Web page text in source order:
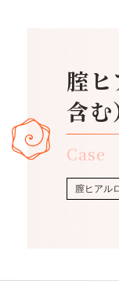
膣ヒアル
Case
腟
含